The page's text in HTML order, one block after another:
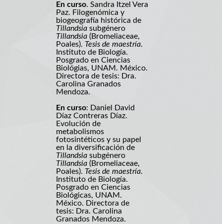
En curso. Sandra Itzel Vera
Paz. Filogenómica y
biogeografía histórica de
Tillandsia subgénero
Tillandsia (Bromeliaceae,
Poales). Tesis de maestría.
Instituto de Biología.
Posgrado en Ciencias
Biológias, UNAM. México.
Directora de tesis: Dra.
Carolina Granados
Mendoza.
En curso: Daniel David
Díaz Contreras Díaz.
Evolución de
metabolismos
fotosintéticos y su papel
en la diversificación de
Tillandsia subgénero
Tillandsia (Bromeliaceae,
Poales). Tesis de maestría.
Instituto de Biología.
Posgrado en Ciencias
Biológicas, UNAM.
México. Directora de
tesis: Dra. Carolina
Granados Mendoza.